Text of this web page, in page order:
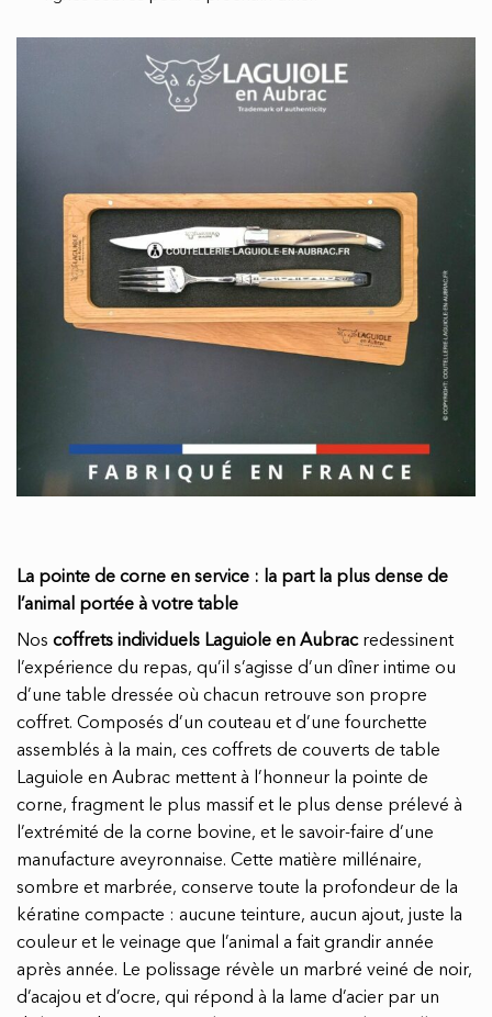
La pointe de corne en service : la part la plus dense de
l’animal portée à votre table
Nos coffrets individuels Laguiole en Aubracredessinent
l’expérience du repas, qu’il s’agisse d’un dîner intime ou
d’une table dressée où chacun retrouve son propre
coffret. Composés d’un couteau et d’une fourchette
assemblés à la main, ces coffrets de couverts de table
Laguiole en Aubrac mettent à l’honneur la pointe de
corne, fragment le plus massif et le plus dense prélevé à
l’extrémité de la corne bovine, et le savoir-faire d’une
manufacture aveyronnaise. Cette matière millénaire,
sombre et marbrée, conserve toute la profondeur de la
kératine compacte : aucune teinture, aucun ajout, juste la
couleur et le veinage que l’animal a fait grandir année
après année. Le polissage révèle un marbré veiné de noir,
d’acajou et d’ocre, qui répond à la lame d’acier par un